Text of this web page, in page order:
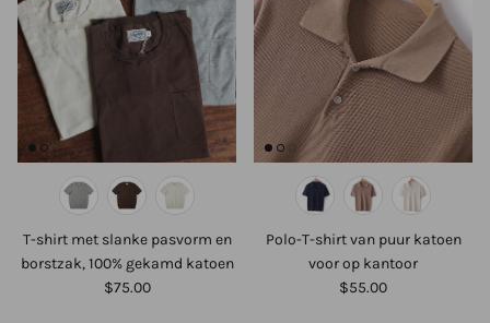
T-shirt met slanke pasvorm en
borstzak, 100% gekamd katoen
$75.00
Polo-T-shirt van puur katoen
voor op kantoor
$55.00